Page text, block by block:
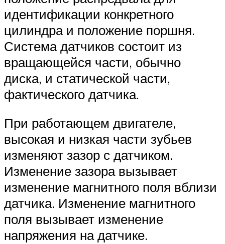
идентификации конкретного
цилиндра и положение поршня.
Система датчиков состоит из
вращающейся части, обычно
диска, и статической части,
фактического датчика.
При работающем двигателе,
высокая и низкая части зубьев
изменяют зазор с датчиком.
Изменение зазора вызывает
изменение магнитного поля вблизи
датчика. Изменение магнитного
поля вызывает изменение
напряжения на датчике.